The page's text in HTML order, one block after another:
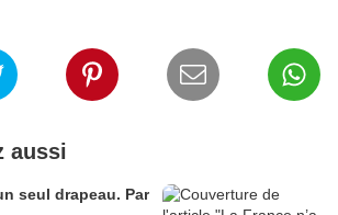
aussi
seul drapeau. Par